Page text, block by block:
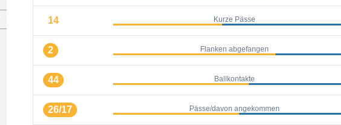
14 Kurze Pässe
2 Flanken abgefangen
44 Ballkontakte
26/17 Pässe/davon angekommen